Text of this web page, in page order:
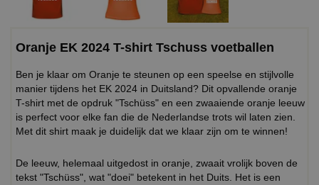
Oranje EK 2024 T-shirt Tschuss voetballen
Ben je klaar om Oranje te steunen op een speelse en stijlvolle
manier tijdens het EK 2024 in Duitsland? Dit opvallende oranje
T-shirt met de opdruk "Tschüss" en een zwaaiende oranje leeuw
is perfect voor elke fan die de Nederlandse trots wil laten zien.
Met dit shirt maak je duidelijk dat we klaar zijn om te winnen!
De leeuw, helemaal uitgedost in oranje, zwaait vrolijk boven de
tekst "Tschüss", wat "doei" betekent in het Duits. Het is een